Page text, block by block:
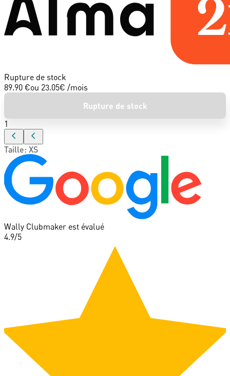
Rupture de stock
89.90 €ou 23.05€ /mois
Rupture de stock
1
Taille: XS
Wally Clubmaker est évalué
4.9/5